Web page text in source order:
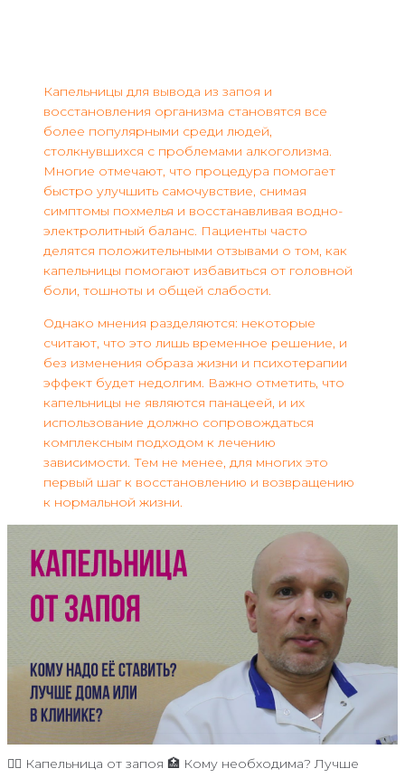
Капельницы для вывода из запоя и
восстановления организма становятся все
более популярными среди людей,
столкнувшихся с проблемами алкоголизма.
Многие отмечают, что процедура помогает
быстро улучшить самочувствие, снимая
симптомы похмелья и восстанавливая водно-
электролитный баланс. Пациенты часто
делятся положительными отзывами о том, как
капельницы помогают избавиться от головной
боли, тошноты и общей слабости.
Однако мнения разделяются: некоторые
считают, что это лишь временное решение, и
без изменения образа жизни и психотерапии
эффект будет недолгим. Важно отметить, что
капельницы не являются панацеей, и их
использование должно сопровождаться
комплексным подходом к лечению
зависимости. Тем не менее, для многих это
первый шаг к восстановлению и возвращению
к нормальной жизни.
👨‍⚕️ Капельница от запоя 🏥 Кому необходима? Лучше